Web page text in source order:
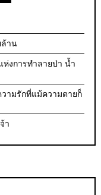
ล้าน
ห่งการทำลายป่า น้ำ
ามรักที่แม้ความตายก็
า